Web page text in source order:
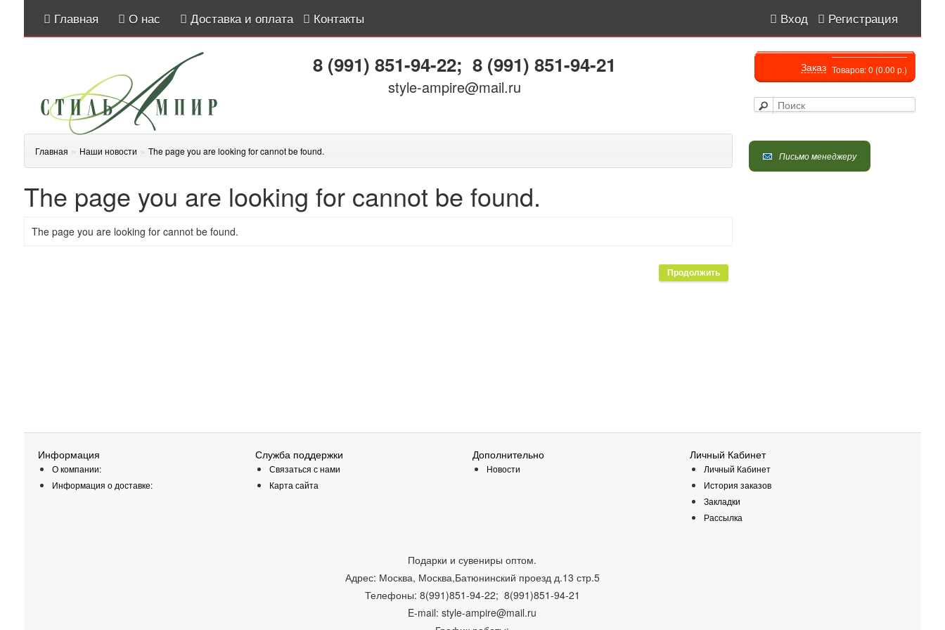
Главная О нас Доставка и оплата Контакты Вход Регистрация
Заказ Товаров: 0 (0.00 р.)
8 (991) 851-94-22; 8 (991) 851-94-21
style-ampire@mail.ru
Письмо менеджеру
Главная » Наши новости » The page you are looking for cannot be found.
The page you are looking for cannot be found.
The page you are looking for cannot be found.
Продолжить
Информация
О компании:
Информация о доставке:
Служба поддержки
Связаться с нами
Карта сайта
Дополнительно
Новости
Личный Кабинет
Личный Кабинет
История заказов
Закладки
Рассылка
Подарки и сувениры оптом.
Адрес: Москва, Москва,Батюнинский проезд д.13 стр.5
Телефоны: 8(991)851-94-22; 8(991)851-94-21
E-mail:style-ampire@mail.ru